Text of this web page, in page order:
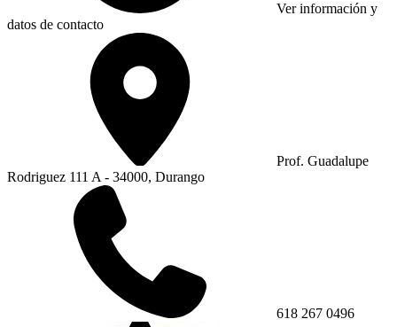
Ver información y
datos de contacto
Prof. Guadalupe
Rodriguez 111 A - 34000, Durango
618 267 0496